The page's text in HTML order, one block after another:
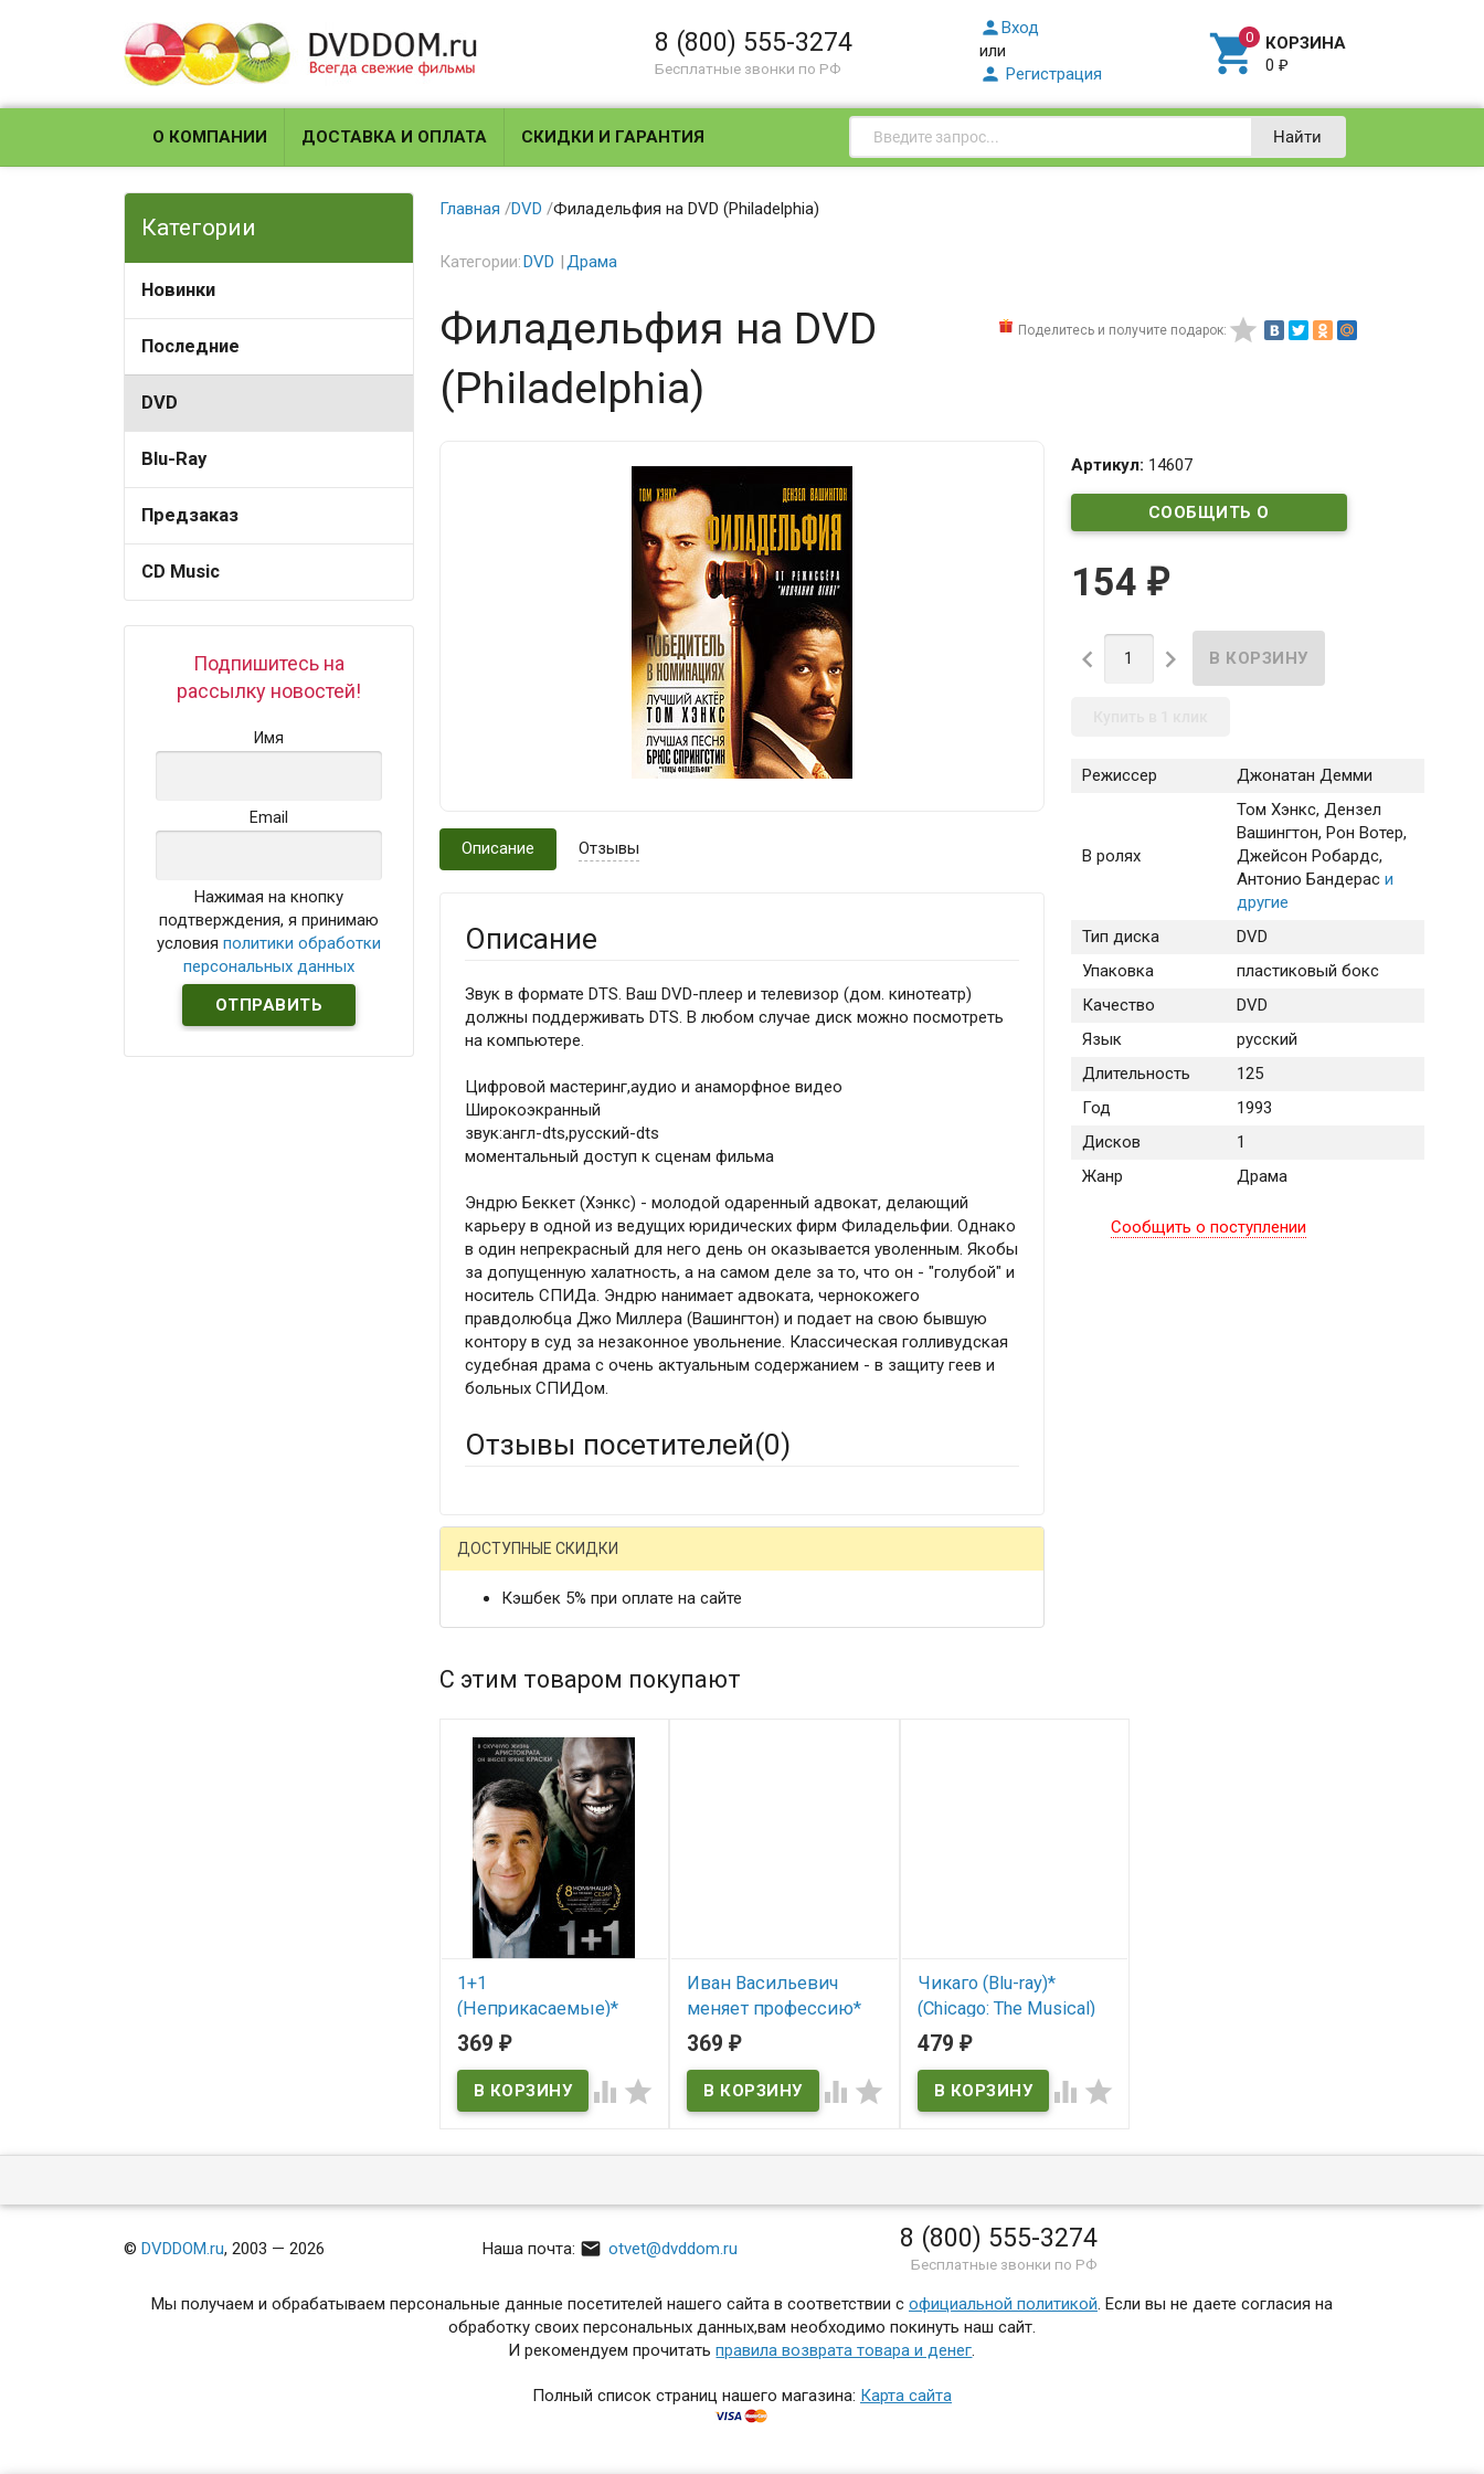
8 (800) 555-3274
Бесплатные звонки по РФ
Вход
или
 Регистрация  КОРЗИНА
0₽
О КОМПАНИИ ДОСТАВКА И ОПЛАТА СКИДКИ И ГАРАНТИЯ Найти
Категории
Новинки
Последние
DVD
Blu-Ray
Предзаказ
CD Music
Подпишитесь на
рассылку новостей!
Имя
Email
Нажимая на кнопку
подтверждения, я принимаю
условияполитики обработки
персональных данных
Главная /DVD /Филадельфия на DVD (Philadelphia)
Категории:DVD Драма
Поделитесь и получите подарок: 
Филадельфия на DVD
(Philadelphia)
Артикул: 14607
СООБЩИТЬ О
154 ₽
 
Режиссер Джонатан Демми
В ролях
Том Хэнкс, Дензел
Вашингтон, Рон Вотер,
Джейсон Робардс,
Антонио Бандераси
другие
Тип диска
DVD
Упаковка
пластиковый бокс
Качество
DVD
Язык
русский
Длительность
125
Год
1993
Дисков
1
Жанр
Драма
Сообщить о поступлении
Описание Отзывы
Описание
Звук в формате DTS. Ваш DVD-плеер и телевизор (дом. кинотеатр)
должны поддерживать DTS. В любом случае диск можно посмотреть
на компьютере.
Цифровой мастеринг,аудио и анаморфное видео
Широкоэкранный
звук:англ-dts,русский-dts
моментальный доступ к сценам фильма
Эндрю Беккет (Хэнкс) - молодой одаренный адвокат, делающий
карьеру в одной из ведущих юридических фирм Филадельфии. Однако
в один непрекрасный для него день он оказывается уволенным. Якобы
за допущенную халатность, а на самом деле за то, что он - "голубой" и
носитель СПИДа. Эндрю нанимает адвоката, чернокожего
правдолюбца Джо Миллера (Вашингтон) и подает на свою бывшую
контору в суд за незаконное увольнение. Классическая голливудская
судебная драма с очень актуальным содержанием - в защиту геев и
больных СПИДом.
Отзывы посетителей(0)
ДОСТУПНЫЕ СКИДКИ
Кэшбек 5% при оплате на сайте
С этим товаром покупают
1+1
(Неприкасаемые)*
(Intouchables)
В наличии
Intouchables
369 ₽
 
Иван Васильевич
меняет профессию*
В наличии
369₽
 
Чикаго (Blu-ray)*
(Chicago: The Musical)
В наличии
Chicago: The Musical
479 ₽
 
©DVDDOM.ru, 2003 — 2026 Наша почта:  otvet@dvddom.ru 8 (800) 555-3274
Бесплатные звонки по РФ
Мы получаем и обрабатываем персональные данные посетителей нашего сайта в соответствии с официальной политикой . Если вы не даете согласия на
обработку своих персональных данных,вам необходимо покинуть наш сайт.
И рекомендуем прочитатьправила возврата товара и денег
Полный список страниц нашего магазина: Карта сайта